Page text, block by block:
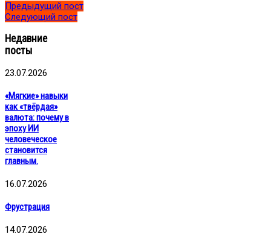
Предыдущий пост
Следующий пост
Недавние
посты
23.07.2026
«Мягкие» навыки
как «твёрдая»
валюта: почему в
эпоху ИИ
человеческое
становится
главным.
16.07.2026
Фрустрация
14.07.2026